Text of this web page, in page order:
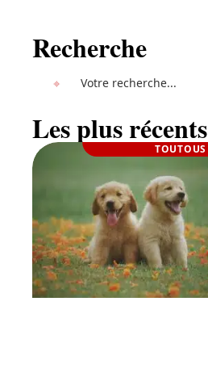
Recherche
Les plus récents
TOUTOUS